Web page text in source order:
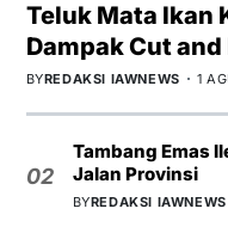
Teluk Mata Ikan
Dampak Cut and
BYREDAKSI IAWNEWS 1
02
Tambang Emas
Jalan Provinsi
BYREDAKSI IAWNEWS